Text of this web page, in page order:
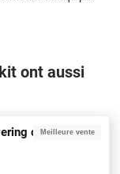
ont aussi
Meilleure vente
carbone noir